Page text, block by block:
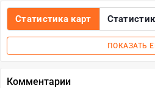
Статистика карт
ПОКАЗАТЬ
Комментарии